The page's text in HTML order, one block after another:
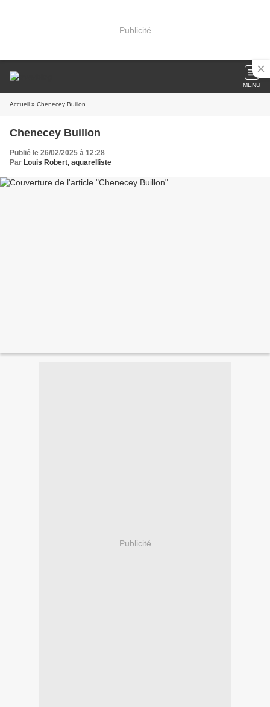
Publicité
MENU
Accueil » Chenecey Buillon
Chenecey Buillon
Publié le 26/02/2025 à 12:28
Par Louis Robert, aquarelliste
Publicité